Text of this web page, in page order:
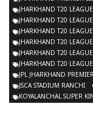
JHARKHAND T20
JHARKHAND T20
JHARKHAND T20
JHARKHAND T20
JHARKHAND T20
JHARKHAND T20
JPL JHARKHAND
JSCA STADIUM RANCHI
KOYALANCHAL SUPER